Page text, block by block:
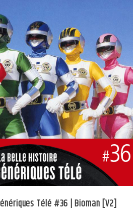
Télé #36 | Bioman [V2]